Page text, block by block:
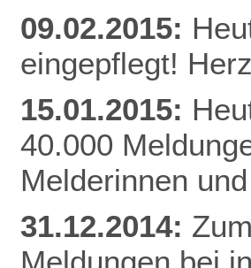
09.02.2015:
eingepflegt!
15.01.2015:
40.000
Melderinnen
31.12.2014: